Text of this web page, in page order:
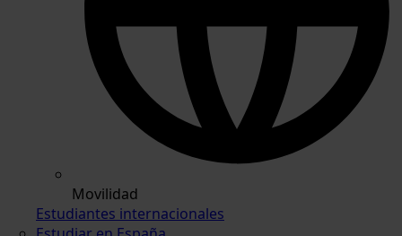
Movilidad
Estudiantes internacionales